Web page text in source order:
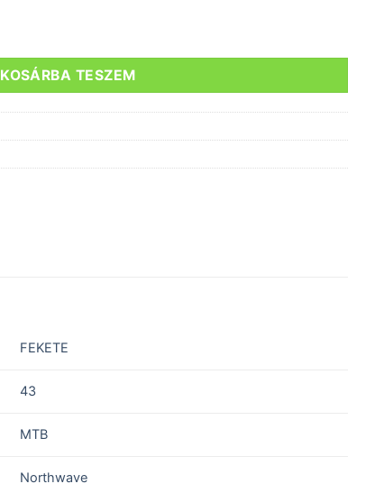
KOSÁRBA TESZEM
FEKETE
43
MTB
Northwave